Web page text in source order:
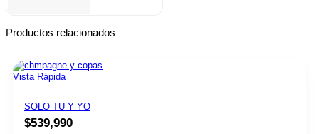
Productos relacionados
Vista Rápida
SOLO TU Y YO
$539,990